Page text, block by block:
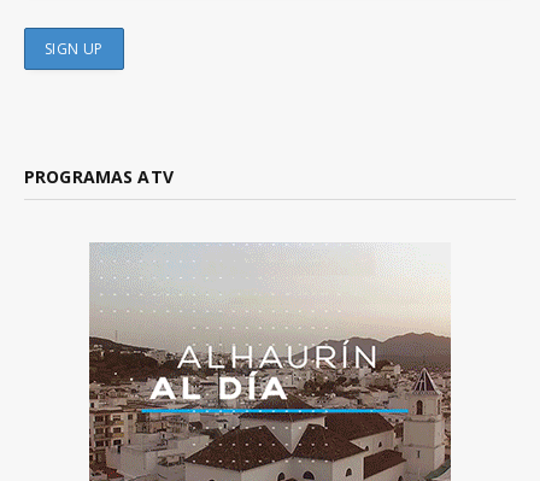
PROGRAMAS ATV